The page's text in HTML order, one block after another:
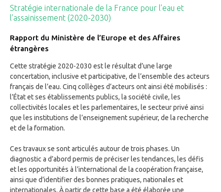
Stratégie internationale de la France pour l’eau et
l’assainissement (2020-2030)
Rapport du Ministère de l’Europe et des Affaires
étrangères
Cette stratégie 2020-2030 est le résultat d’une large
concertation, inclusive et participative, de l’ensemble des acteurs
français de l’eau. Cinq collèges d’acteurs ont ainsi été mobilisés :
l’État et ses établissements publics, la société civile, les
collectivités locales et les parlementaires, le secteur privé ainsi
que les institutions de l’enseignement supérieur, de la recherche
et de la formation.
Ces travaux se sont articulés autour de trois phases. Un
diagnostic a d’abord permis de préciser les tendances, les défis
et les opportunités à l’international de la coopération française,
ainsi que d’identifier des bonnes pratiques, nationales et
internationales. À partir de cette base a été élaborée une